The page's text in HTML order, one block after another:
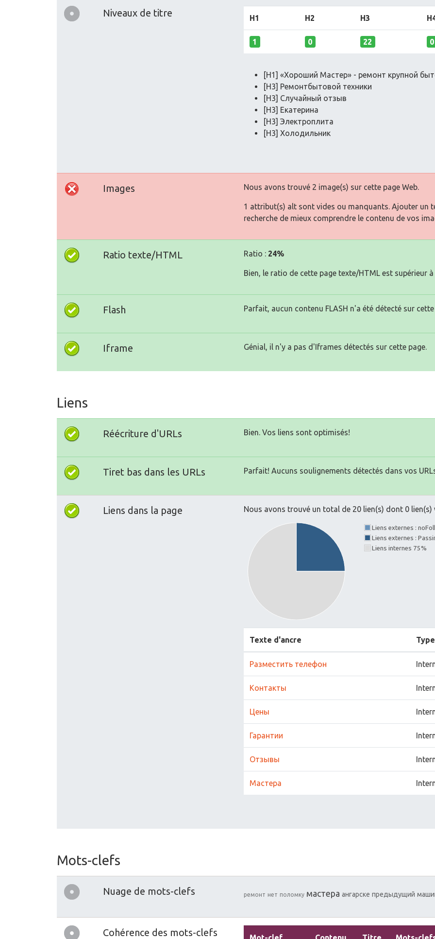
Niveaux de titre H1 H2 H3
1 0 22 0
[H1] «Хороший Мастер» - ремонт крупной
[H3] Ремонтбытовой техники
[H3] Случайный отзыв
[H3] Екатерина
[H3] Электроплита
[H3] Холодильник
Images Nous avons trouvé 2 image(s) sur cette page Web.
1 attribut(s) alt sont vides ou manquants. Ajouter un
recherche de mieux comprendre le contenu de vos
Ratio texte/HTML Ratio : 24%
Bien, le ratio de cette page texte/HTML est supérieur
Flash Parfait, aucun contenu FLASH n'a été détecté sur cette
Iframe Génial, il n'y a pas d'Iframes détectés sur cette page.
Liens
Réécriture d'URLs Bien. Vos liens sont optimisés!
Tiret bas dans les URLs Parfait! Aucuns soulignements détectés dans vos
Liens dans la page Nous avons trouvé un total de 20 lien(s) dont 0 lien(s)
Liens externes :
Liens externes :
Liens internes 75%
Texte d'ancre Type
Разместить телефон
Контакты
Цены
Гарантии
Отзывы
Мастера
Mots-clefs
Nuage de mots-clefs ремонт нет поломку мастера ангарске предыдущий
Cohérence des mots-clefs